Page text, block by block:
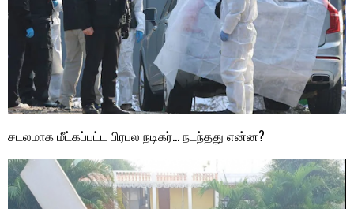
சடலமாக மீட்கப்பட்ட பிரபல நடிகர்… நடந்தது என்ன?